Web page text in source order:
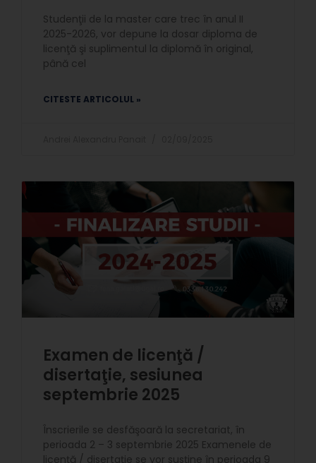
Studenţii de la master care trec în anul II
2025-2026, vor depune la dosar diploma de
licenţă şi suplimentul la diplomă în original,
până cel
CITESTE ARTICOLUL »
Examen de licenţă /
disertaţie, sesiunea
septembrie 2025
Înscrierile se desfăşoară la secretariat, în
perioada 2 – 3 septembrie 2025 Examenele de
licenţă / disertaţie se vor susţine în perioada 9